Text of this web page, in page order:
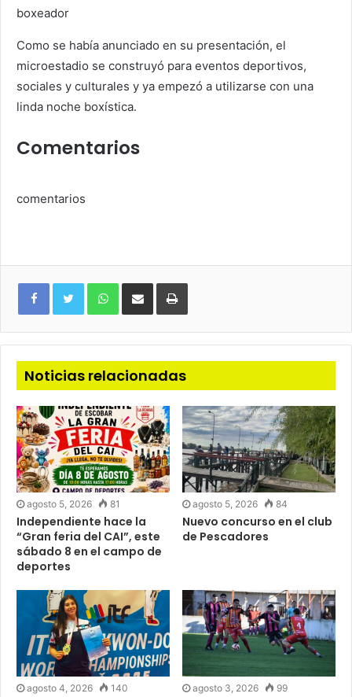
boxeador
Como se había anunciado en su presentación, el
microestadio se construyó para eventos deportivos,
sociales y culturales y ya empezó a utilizarse con una
linda noche boxística.
Comentarios
comentarios
WhatsAppCompartir
mail
Imprimir
Noticias relacionadas
agosto 5, 2026 81
Independiente hace la
“Gran feria del CAI”, este
sábado 8 en el campo de
deportes
agosto 5, 2026 84
Nuevo concurso en el club
de Pescadores
agosto 4, 2026 140 agosto 3, 2026 99